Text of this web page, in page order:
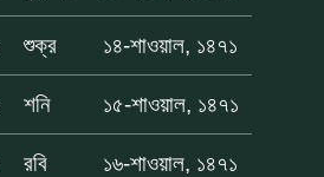
শুক্র ১৪-শাওয়াল, ১৪৭১
শনি ১৫-শাওয়াল, ১৪৭১
রবি ১৬-শাওয়াল, ১৪৭১